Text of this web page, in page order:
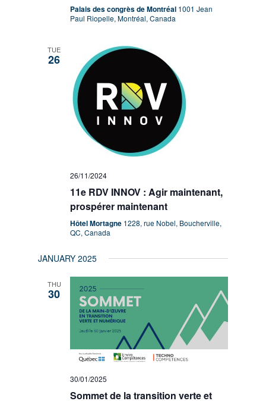
Palais des congrès de Montréal 1001 Jean
Paul Riopelle, Montréal, Canada
TUE
26
26/11/2024
11e RDV INNOV : Agir maintenant,
prospérer maintenant
Hôtel Mortagne 1228, rue Nobel, Boucherville,
QC, Canada
JANUARY 2025
THU
30
30/01/2025
Sommet de la transition verte et